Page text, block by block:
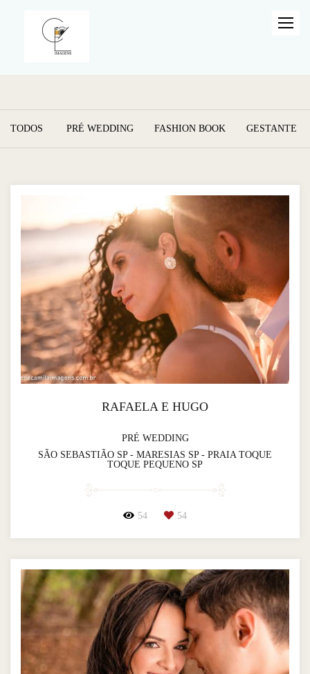
TODOS PRÉ WEDDING FASHION BOOK GESTANTE
RAFAELA E HUGO
PRÉ WEDDING
SÃO SEBASTIÃO SP - MARESIAS SP - PRAIA TOQUE
TOQUE PEQUENO SP
54 54